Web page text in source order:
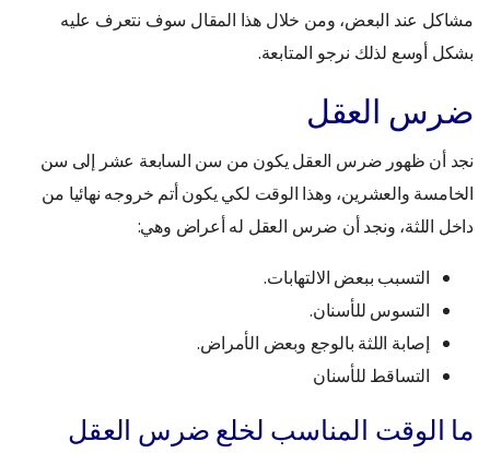
مشاكل عند البعض، ومن خلال هذا المقال سوف نتعرف عليه
بشكل أوسع لذلك نرجو المتابعة.
ضرس العقل
نجد أن ظهور ضرس العقل يكون من سن السابعة عشر إلى سن
الخامسة والعشرين، وهذا الوقت لكي يكون أتم خروجه نهائيا من
داخل اللثة، ونجد أن ضرس العقل له أعراض وهي:
التسبب ببعض الالتهابات.
التسوس للأسنان.
إصابة اللثة بالوجع وبعض الأمراض.
التساقط للأسنان
ما الوقت المناسب لخلع ضرس العقل